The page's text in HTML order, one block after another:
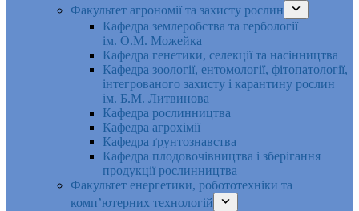
Факультет агрономії та захисту рослин
Кафедра землеробства та гербології
ім. О.М. Можейка
Кафедра генетики, селекції та насінництва
Кафедра зоології, ентомології, фітопатології,
інтегрованого захисту і карантину рослин
ім. Б.М. Литвинова
Кафедра рослинництва
Кафедра агрохімії
Кафедра ґрунтознавства
Кафедра плодовочівництва і зберігання
продукції рослинництва
Факультет енергетики, робототехніки та
комп’ютерних технологій